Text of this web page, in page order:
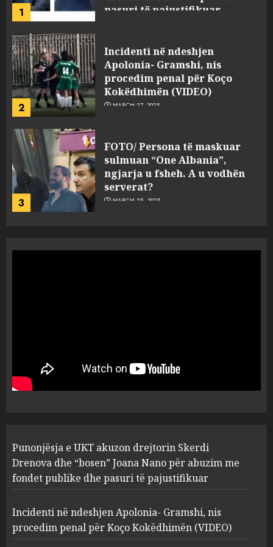
2 MARCH 27, 2025
3
FOTO/ Persona të maskuar
sulmuan “One Albania”,
ngjarja u fsheh. A u vodhën
serverat?
MARCH 25, 2025
4
Prokuroria jep pretencën, ja
çfarë dënimi kërkon për
Mariela dhe Antonela
Berishën
MARCH 25, 2025
1
“bosen” Joana Nano për
abuzim me fondet publike dhe
pasuri të pajustifikuar
2
Apolonia- Gramshi, nis
procedim penal për Koço
Kokëdhimën (VIDEO)
MARCH 27, 2025
FOTO/ Persona të maskuar
sulmuan “One Albania”,
Punonjësja e UKT akuzon drejtorin Skerdi
Drenova dhe “bosen” Joana Nano për abuzim me
fondet publike dhe pasuri të pajustifikuar
Incidenti në ndeshjen Apolonia- Gramshi, nis
procedim penal për Koço Kokëdhimën (VIDEO)